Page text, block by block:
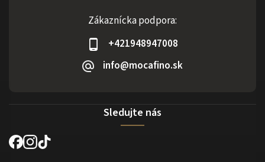
Zákaznícka podpora:
+421948947008
info@mocafino.sk
Sledujte nás